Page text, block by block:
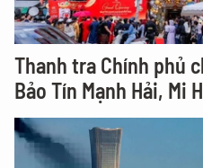
Thanh tra Chính phủ
Bảo Tín Mạnh Hải, Mi